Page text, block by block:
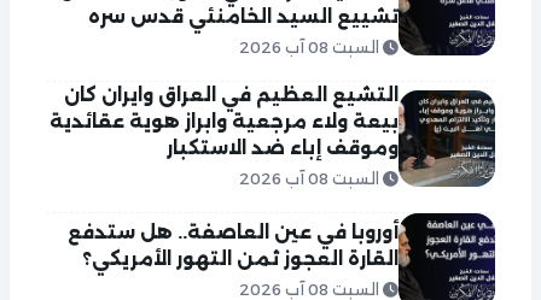
تشييع السيد الخامنئي قدس سره
السبت 08 آب 2026
التشيع العظيم في العراق وايران كان
بيعة ولاء مرجعية وابراز هوية عقائدية
وموقف إباء ضد الاستكبار
السبت 08 آب 2026
أوروبا في عين العاصفة.. هل ستدفع
القارة العجوز ثمن التهور الأمريكي؟
السبت 08 آب 2026